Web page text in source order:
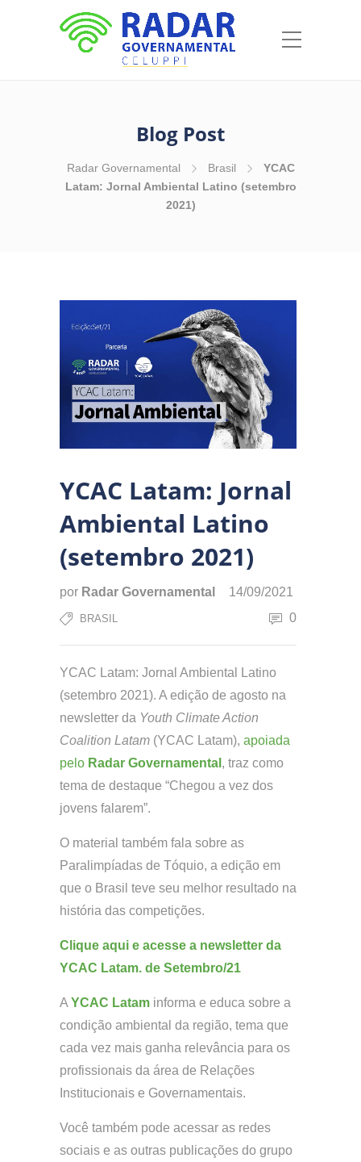
Blog Post
Radar Governamental Brasil
YCAC
Latam: Jornal Ambiental Latino (setembro
2021)
YCAC Latam: Jornal
Ambiental Latino
(setembro 2021)
por Radar Governamental 14/09/2021
BRASIL 0
YCAC Latam: Jornal Ambiental Latino
(setembro 2021). A edição de agosto na
newsletter da Youth Climate Action
Coalition Latam (YCAC Latam), apoiada
pelo Radar Governamental , traz como
tema de destaque “Chegou a vez dos
jovens falarem”.
O material também fala sobre as
Paralimpíadas de Tóquio, a edição em
que o Brasil teve seu melhor resultado na
história das competições.
Clique aqui e acesse a newsletter da
YCAC Latam. de Setembro/21
A YCAC Latam informa e educa sobre a
condição ambiental da região, tema que
cada vez mais ganha relevância para os
profissionais da área de Relações
Institucionais e Governamentais.
Você também pode acessar as redes
sociais e as outras publicações do grupo